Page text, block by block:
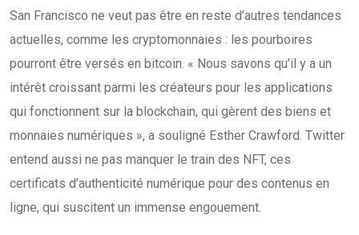
San Francisco ne veut pas être en reste d’autres tendances
actuelles, comme les cryptomonnaies : les pourboires
pourront être versés en bitcoin. « Nous savons qu’il y a un
intérêt croissant parmi les créateurs pour les applications
qui fonctionnent sur la blockchain, qui gèrent des biens et
monnaies numériques », a souligné Esther Crawford. Twitter
entend aussi ne pas manquer le train des NFT, ces
certificats d’authenticité numérique pour des contenus en
ligne, qui suscitent un immense engouement.